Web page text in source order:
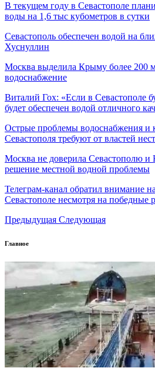
В текущем году в Севастополе
воды на 1,6 тыс кубометров в сутки
Севастополь обеспечен водой на
Хуснуллин
Москва выделила Крыму более 200
водоснабжение
Виталий Гох: «Если в Севастополе
будет обеспечен водой отличного
Острые проблемы водоснабжения и
Севастополя требуют от властей
Москва не доверила Севастополю
решение местной водной проблемы
Телеграм-канал обратил внимание
Севастополе несмотря на победные
Предыдущая Следующая
Главное